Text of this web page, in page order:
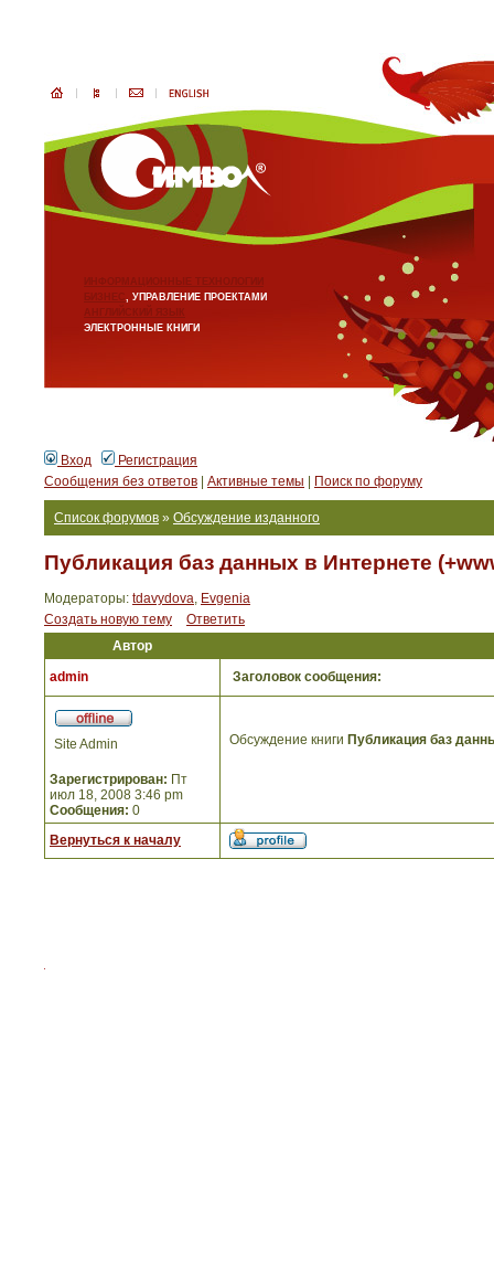
ИНФОРМАЦИОННЫЕ ТЕХНОЛОГИИ
БИЗНЕС, УПРАВЛЕНИЕ ПРОЕКТАМИ
АНГЛИЙСКИЙ ЯЗЫК
ЭЛЕКТРОННЫЕ КНИГИ
Вход
Регистрация
Сообщения без ответов
Активные темы Поиск по форуму
Список форумов » Обсуждение изданного
Публикация баз данных в Интернете
Модераторы: tdavydova, Evgenia
Создать новую тему
Ответить
Автор
admin
Заголовок сообщения:
Site Admin
Зарегистрирован: Пт
июл 18, 2008 3:46 pm
Сообщения: 0
Обсуждение книги Публикация баз
Вернуться к началу